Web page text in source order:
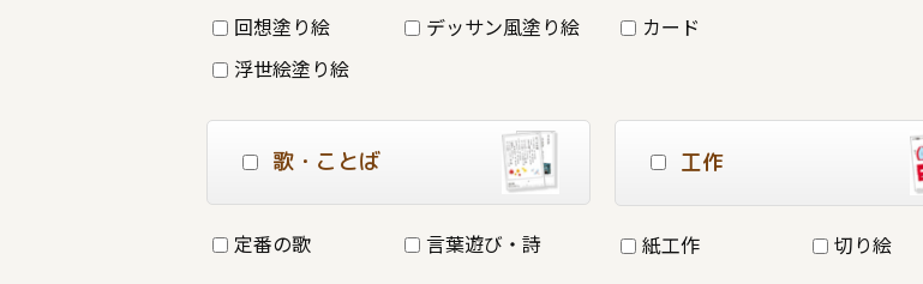
回想塗り絵
デッサン風塗り絵
浮世絵塗り絵
カード
歌・ことば
定番の歌 言葉遊び・詩
工作
紙工作 切り絵